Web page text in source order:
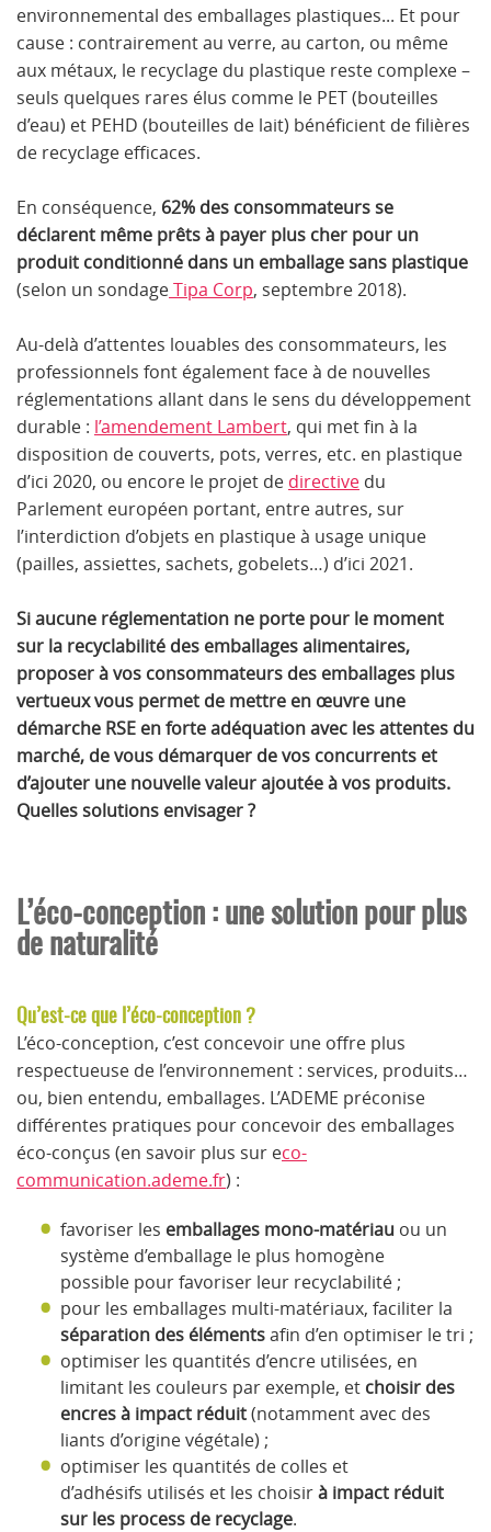
environnemental des emballages plastiques... Et pour
cause : contrairement au verre, au carton, ou même
aux métaux, le recyclage du plastique reste complexe –
seuls quelques rares élus comme le PET (bouteilles
d’eau) et PEHD (bouteilles de lait) bénéficient de filières
de recyclage efficaces.
En conséquence, 62% des consommateurs se
déclarent même prêts à payer plus cher pour un
produit conditionné dans un emballage sans plastique
(selon un sondageTipa Corp, septembre 2018).
Au-delà d’attentes louables des consommateurs, les
professionnels font également face à de nouvelles
réglementations allant dans le sens du développement
durable : l’amendement Lambert, qui met fin à la
disposition de couverts, pots, verres, etc. en plastique
d’ici 2020, ou encore le projet de directive du
Parlement européen portant, entre autres, sur
l’interdiction d’objets en plastique à usage unique
(pailles, assiettes, sachets, gobelets…) d’ici 2021.
Si aucune réglementation ne porte pour le moment
sur la recyclabilité des emballages alimentaires,
proposer à vos consommateurs des emballages plus
vertueux vous permet de mettre en œuvre une
démarche RSE en forte adéquation avec les attentes du
marché, de vous démarquer de vos concurrents et
d’ajouter une nouvelle valeur ajoutée à vos produits.
Quelles solutions envisager ?
L’éco-conception : une solution pour plus
de naturalité
Qu’est-ce que l’éco-conception ?
L’éco-conception, c’est concevoir une offre plus
respectueuse de l’environnement : services, produits…
ou, bien entendu, emballages. L’ADEME préconise
différentes pratiques pour concevoir des emballages
éco-conçus (en savoir plus sur eco-
communication.ademe.fr) :
favoriser les emballages mono-matériau ou un
système d’emballage le plus homogène
possible pour favoriser leur recyclabilité ;
pour les emballages multi-matériaux, faciliter la
séparation des élémentsafin d’en optimiser le tri ;
optimiser les quantités d’encre utilisées, en
limitant les couleurs par exemple, et choisir des
encres à impact réduit(notamment avec des
liants d’origine végétale) ;
optimiser les quantités de colles et
d’adhésifs utilisés et les choisirà impact réduit
sur les process de recyclage.